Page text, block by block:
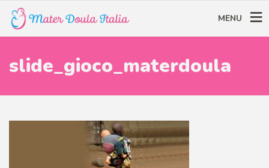
MENU
slide_gioco_materdoula